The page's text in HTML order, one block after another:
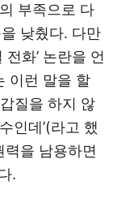
부족으로 다
낮췄다. 다만
화’ 논란을 언
이런 말을 할
질을 하지 않
인데’(라고 했
을 남용하면
.